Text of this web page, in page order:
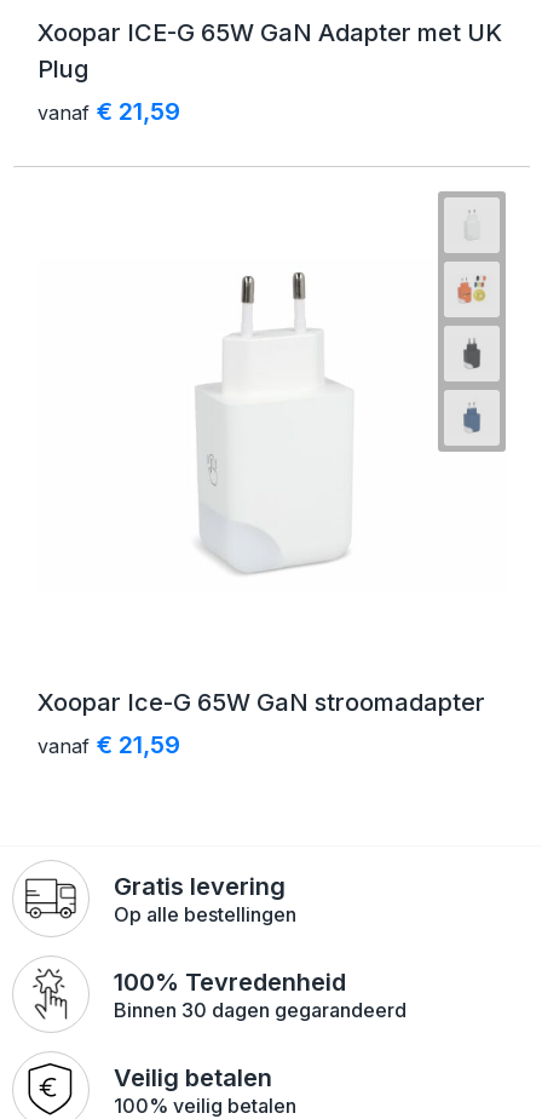
Xoopar ICE-G 65W GaN Adapter met UK
Plug
vanaf € 21,59
Xoopar Ice-G 65W GaN stroomadapter
vanaf € 21,59
Gratis levering
Op alle bestellingen
100% Tevredenheid
Binnen 30 dagen gegarandeerd
Veilig betalen
100% veilig betalen